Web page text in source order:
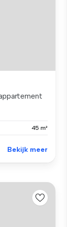
45 m²
Bekijk meer